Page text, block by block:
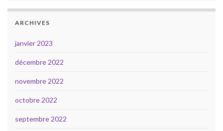
ARCHIVES
janvier 2023
décembre 2022
novembre 2022
octobre 2022
septembre 2022